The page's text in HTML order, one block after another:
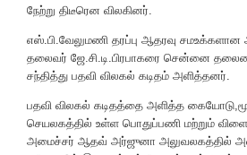
நேற்று திடீரென விலகினர்.
எஸ்.பி.வேலுமணி தரப்பு ஆதரவு
தலைவர் ஜே.சி.டி.பிரபாகரை சென்னை
சந்தித்து பதவி விலகல் கடிதம் அளித்தனர்.
பதவி விலகல் கடிதத்தை அளித்த
செயலகத்தில் உள்ள பொதுப்பணி மற்றும்
அமைச்சர் ஆதவ் அர்ஜுனா அலுவலகத்தில்